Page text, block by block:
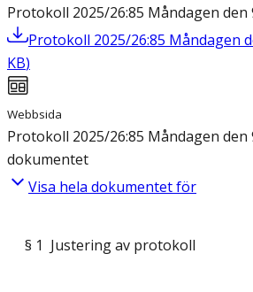
Protokoll 2025/26:85 Måndagen den
Protokoll 2025/26:85 Måndagen
KB)
Webbsida
Protokoll 2025/26:85 Måndagen den
dokumentet
Visa hela dokumentet för
§ 1 Justering av protokoll